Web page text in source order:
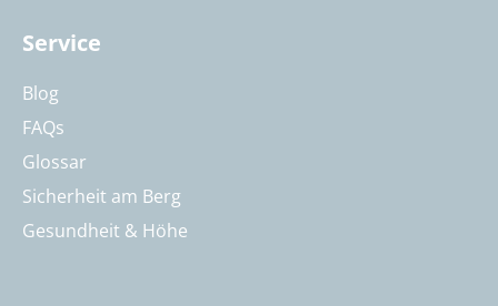
Service
Blog
FAQs
Glossar
Sicherheit am Berg
Gesundheit & Höhe